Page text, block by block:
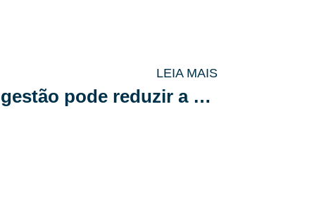
LEIA MAIS
Como um aplicativo de gestão pode reduzir a sobrecarga do síndico